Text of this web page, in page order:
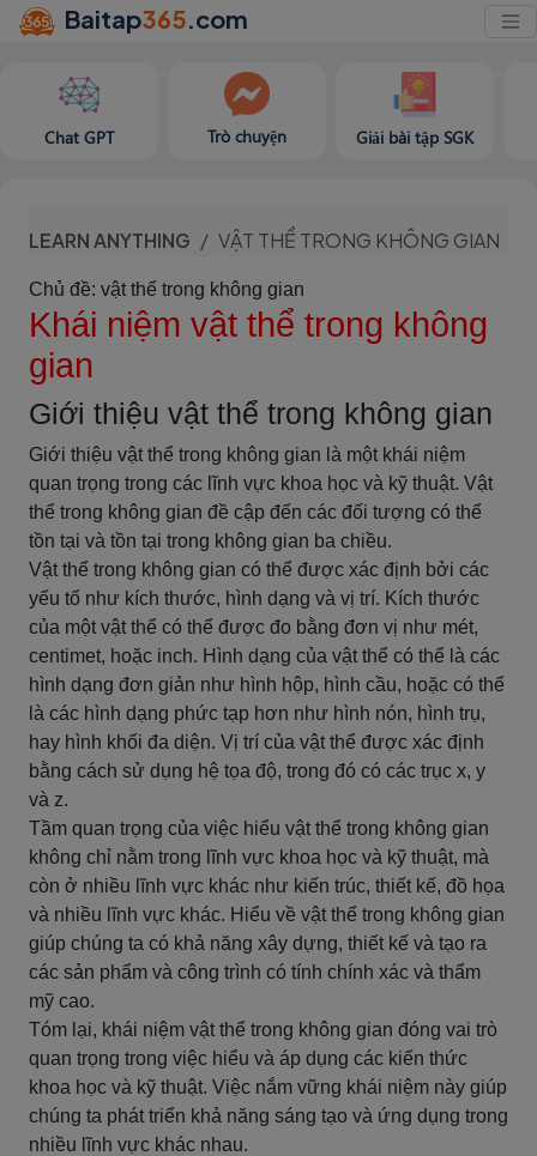
Baitap365.com
Chat GPT Trò chuyện Giải bài tập SGK
LEARN ANYTHING VẬT THỂ TRONG KHÔNG GIAN
Chủ đề: vật thể trong không gian
Khái niệm vật thể trong không
gian
Giới thiệu vật thể trong không gian
Giới thiệu vật thể trong không gian là một khái niệm
quan trọng trong các lĩnh vực khoa học và kỹ thuật. Vật
thể trong không gian đề cập đến các đối tượng có thể
tồn tại và tồn tại trong không gian ba chiều.
Vật thể trong không gian có thể được xác định bởi các
yếu tố như kích thước, hình dạng và vị trí. Kích thước
của một vật thể có thể được đo bằng đơn vị như mét,
centimet, hoặc inch. Hình dạng của vật thể có thể là các
hình dạng đơn giản như hình hộp, hình cầu, hoặc có thể
là các hình dạng phức tạp hơn như hình nón, hình trụ,
hay hình khối đa diện. Vị trí của vật thể được xác định
bằng cách sử dụng hệ tọa độ, trong đó có các trục x, y
và z.
Tầm quan trọng của việc hiểu vật thể trong không gian
không chỉ nằm trong lĩnh vực khoa học và kỹ thuật, mà
còn ở nhiều lĩnh vực khác như kiến trúc, thiết kế, đồ họa
và nhiều lĩnh vực khác. Hiểu về vật thể trong không gian
giúp chúng ta có khả năng xây dựng, thiết kế và tạo ra
các sản phẩm và công trình có tính chính xác và thẩm
mỹ cao.
Tóm lại, khái niệm vật thể trong không gian đóng vai trò
quan trọng trong việc hiểu và áp dụng các kiến thức
khoa học và kỹ thuật. Việc nắm vững khái niệm này giúp
chúng ta phát triển khả năng sáng tạo và ứng dụng trong
nhiều lĩnh vực khác nhau.